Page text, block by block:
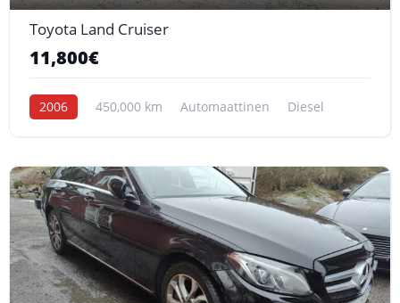
Toyota Land Cruiser
11,800€
2006 450,000 km Automaattinen Diesel